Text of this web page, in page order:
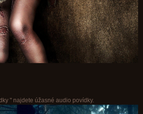
" najdete úžasné audio povídky.